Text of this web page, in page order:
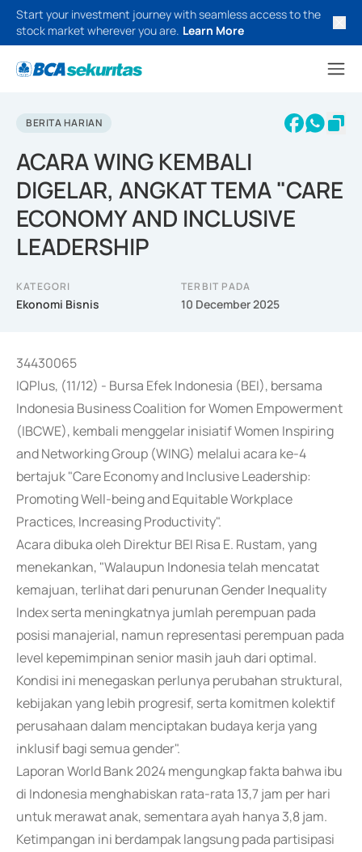
Start your investment journey with seamless access to the
stock market wherever you are. Learn More
BERITA HARIAN
ACARA WING KEMBALI
DIGELAR, ANGKAT TEMA "CARE
ECONOMY AND INCLUSIVE
LEADERSHIP
KATEGORI
Ekonomi Bisnis
TERBIT PADA
10 December 2025
34430065
IQPlus, (11/12) - Bursa Efek Indonesia (BEI), bersama
Indonesia Business Coalition for Women Empowerment
(IBCWE), kembali menggelar inisiatif Women Inspiring
and Networking Group (WING) melalui acara ke-4
bertajuk "Care Economy and Inclusive Leadership:
Promoting Well-being and Equitable Workplace
Practices, Increasing Productivity".
Acara dibuka oleh Direktur BEI Risa E. Rustam, yang
menekankan, "Walaupun Indonesia telah mencatat
kemajuan, terlihat dari penurunan Gender Inequality
Index serta meningkatnya jumlah perempuan pada
posisi manajerial, namun representasi perempuan pada
level kepemimpinan senior masih jauh dari optimal.
Kondisi ini menegaskan perlunya perubahan struktural,
kebijakan yang lebih progresif, serta komitmen kolektif
perusahaan dalam menciptakan budaya kerja yang
inklusif bagi semua gender".
Laporan World Bank 2024 mengungkap fakta bahwa ibu
di Indonesia menghabiskan rata-rata 13,7 jam per hari
untuk merawat anak, sementara ayah hanya 3,8 jam.
Ketimpangan ini berdampak langsung pada partisipasi